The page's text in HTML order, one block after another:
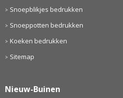
Snoepblikjes bedrukken
Snoeppotten bedrukken
Koeken bedrukken
Sitemap
Nieuw-Buinen